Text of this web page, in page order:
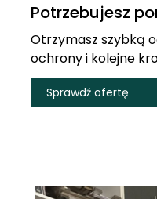
Potrzebujesz
Otrzymasz szybką
ochrony i kolejne
Sprawdź ofertę